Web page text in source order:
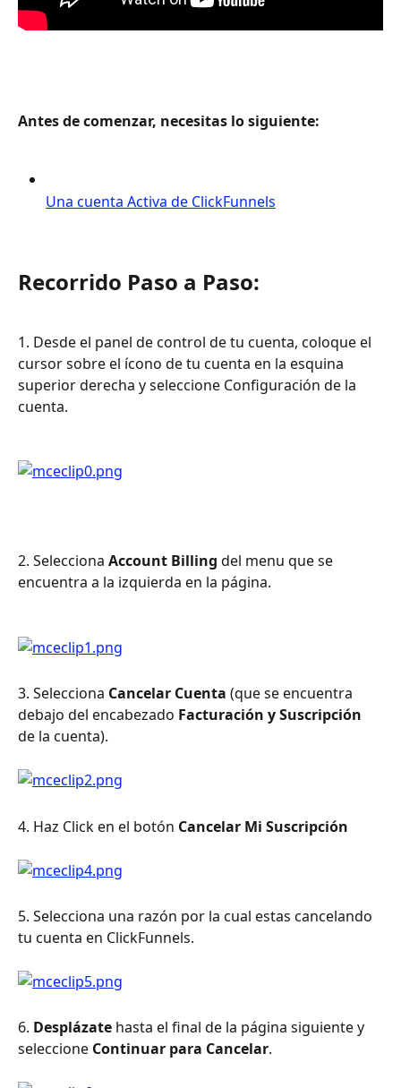
Antes de comenzar, necesitas lo siguiente:
Una cuenta Activa de ClickFunnels
Recorrido Paso a Paso:
1. Desde el panel de control de tu cuenta, coloque el
cursor sobre el ícono de tu cuenta en la esquina
superior derecha y seleccione Configuración de la
cuenta.
2. Selecciona Account Billing del menu que se
encuentra a la izquierda en la página.
3. Selecciona Cancelar Cuenta (que se encuentra
debajo del encabezado Facturación y Suscripción
de la cuenta).
4. Haz Click en el botón Cancelar Mi Suscripción
5. Selecciona una razón por la cual estas cancelando
tu cuenta en ClickFunnels.
6. Desplázate hasta el final de la página siguiente y
seleccione Continuar para Cancelar.